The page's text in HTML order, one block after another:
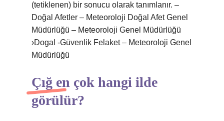
(tetiklenen) bir sonucu olarak tanımlanır. –
Doğal Afetler – Meteoroloji Doğal Afet Genel
Müdürlüğü – Meteoroloji Genel Müdürlüğü
›Dogal -Güvenlik Felaket – Meteoroloji Genel
Müdürlüğü
Çığ en çok hangi ilde
görülür?